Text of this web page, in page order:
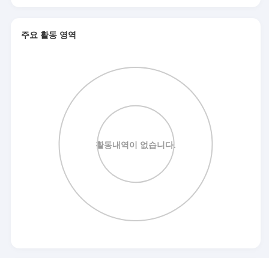
주요 활동 영역